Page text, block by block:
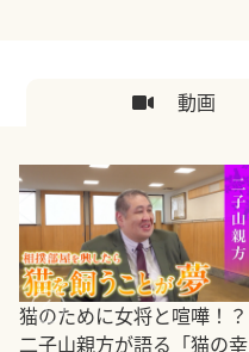
動画
猫のために女将と喧嘩！？
二子山親方が語る「猫の幸